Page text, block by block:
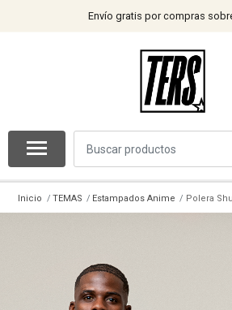
Envío gratis por compras
Inicio TEMAS Estampados Anime Polera